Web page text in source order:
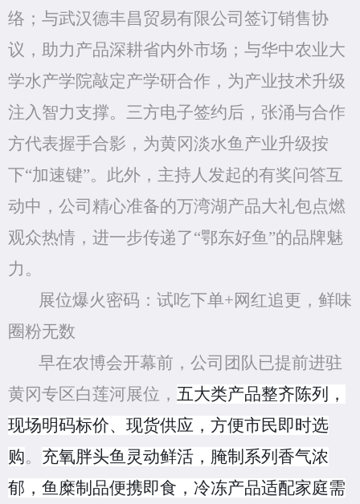
络；与武汉德丰昌贸易有限公司签订销售协
议，助力产品深耕省内外市场；与华中农业大
学水产学院敲定产学研合作，为产业技术升级
注入智力支撑。三方电子签约后，张涌与合作
方代表握手合影，为黄冈淡水鱼产业升级按
下“加速键”。此外，主持人发起的有奖问答互
动中，公司精心准备的万湾湖 产品大礼包点燃
观众热情，进一步传递了“鄂东好鱼”的品牌魅
力。
展位爆火密码：试吃下单+网红追更，鲜味
圈粉无数
早在农博会开幕前，公司团队已提前进驻
黄冈专区白莲河展位， 五大类产品整齐陈列，
现场明码标价、现货供应，方便市民即时选
购。 充氧胖头鱼灵动鲜活，腌制系列香气浓
郁，鱼糜制品便携即食，冷冻产品适配家庭需